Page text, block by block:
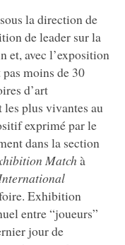
la direction de
de leader sur la
et, avec l’exposition
moins de 30
d’art
plus vivantes au
exprimé par le
dans la section
Match à
Exhibition
entre “joueurs”
jour de